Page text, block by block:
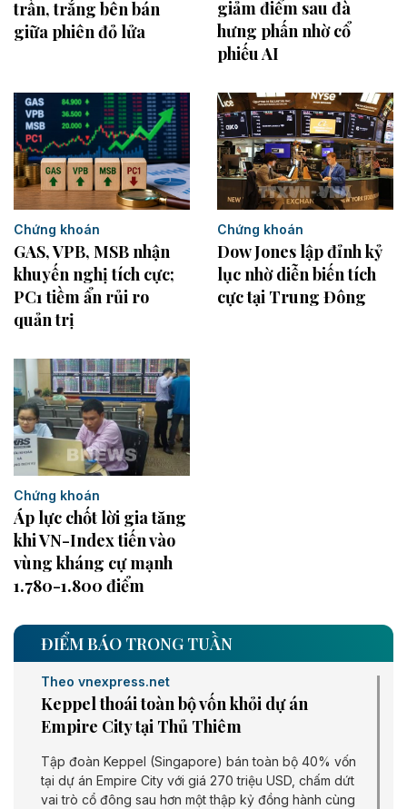
trần, trắng bên bán
giữa phiên đỏ lửa
giảm điểm sau đà
hưng phấn nhờ cổ
phiếu AI
Chứng khoán
GAS, VPB, MSB nhận
khuyến nghị tích cực;
PC1 tiềm ẩn rủi ro
quản trị
Chứng khoán
Dow Jones lập đỉnh kỷ
lục nhờ diễn biến tích
cực tại Trung Đông
Chứng khoán
Áp lực chốt lời gia tăng
khi VN-Index tiến vào
vùng kháng cự mạnh
1.780-1.800 điểm
ĐIỂM BÁO TRONG TUẦN
Theo vnexpress.net
Keppel thoái toàn bộ vốn khỏi dự án
Empire City tại Thủ Thiêm
Tập đoàn Keppel (Singapore) bán toàn bộ 40% vốn
tại dự án Empire City với giá 270 triệu USD, chấm dứt
vai trò cổ đông sau hơn một thập kỷ đồng hành cùng